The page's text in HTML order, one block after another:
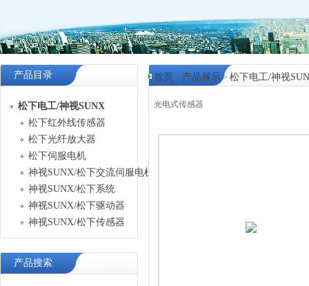
产品目录
松下电工/神视SUNX
松下红外线传感器
松下光纤放大器
松下伺服电机
神视SUNX/松下交流伺服电机驱动器
神视SUNX/松下系统
神视SUNX/松下驱动器
神视SUNX/松下传感器
产品搜索
首页 > 产品展示> 松下电工/神视
光电式传感器